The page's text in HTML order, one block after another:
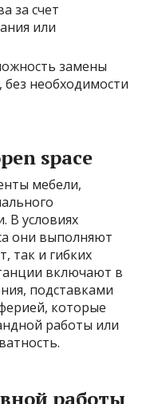
за счет
или
замены
необходимости
space
мебели,
В условиях
они выполняют
так и гибких
включают в
подставками
которые
работы или
работы